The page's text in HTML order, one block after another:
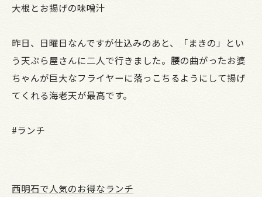
大根とお揚げの味噌汁
昨日、日曜日なんですが仕込みのあと、「まきの」とい
う天ぷら屋さんに二人で行きました。腰の曲がったお婆
ちゃんが巨大なフライヤーに落っこちるようにして揚げ
てくれる海老天が最高です。
#ランチ
西明石で人気のお得なランチ